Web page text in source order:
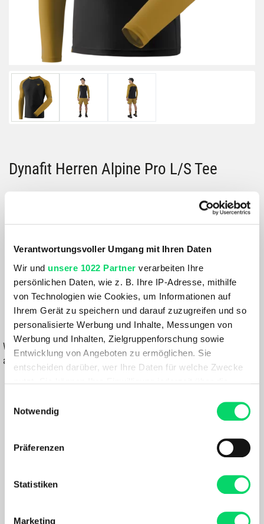
Verantwortungsvoller Umgang mit Ihren Daten
Wir und unsere 1022 Partner verarbeiten Ihre
persönlichen Daten, wie z. B. Ihre IP-Adresse, mithilfe
von Technologien wie Cookies, um Informationen auf
Ihrem Gerät zu speichern und darauf zuzugreifen und so
personalisierte Werbung und Inhalte, Messungen von
Werbung und Inhalten, Zielgruppenforschung sowie
Entwicklung von Angeboten zu ermöglichen. Sie
entscheiden darüber, wer Ihre Daten für welche Zwecke
Trigger Symbol ändern oder widerrufen
Informationen über Ihre geografische Lage
können
bestimmten Merkmalen (Fingerprinting) identifizieren
Notwendig
Präferenzen
Statistiken
Marketing
Dynafit Herren Alpine Pro L/S Tee
74,99 €
ab 52,49 €
IN DEN WARENKORB
Wähle eine Variante aus, um die Verfügbarkeit in unseren Filialen
anzuzeigen
Das technische Alpine Pro Longsleeve Shirt für Herren ist
ein leichtes Shirt für den Ganzjahreseinsatz beim Trail